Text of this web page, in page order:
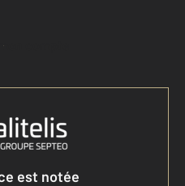
compte
est notée